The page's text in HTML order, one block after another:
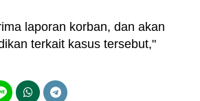
laporan korban, dan akan
terkait kasus tersebut,"